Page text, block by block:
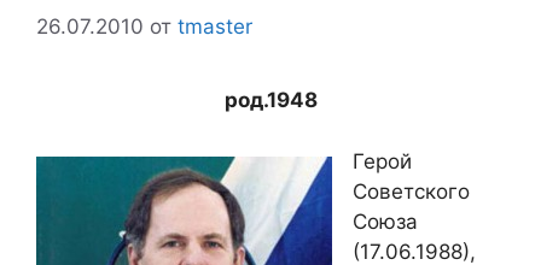
26.07.2010 от tmaster
род.1948
Герой
Советского
Союза
(17.06.1988),